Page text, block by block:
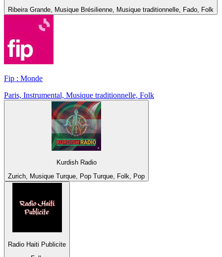
Ribeira Grande, Musique Brésilienne, Musique traditionnelle, Fado, Folk
Fip : Monde
Paris, Instrumental, Musique traditionnelle, Folk
Kurdish Radio
Zurich, Musique Turque, Pop Turque, Folk, Pop
Radio Haiti Publicite